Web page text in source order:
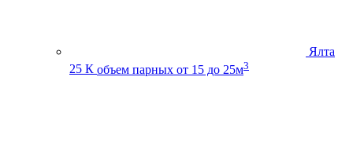
Ялта
25 К объем парных от 15 до 25м3